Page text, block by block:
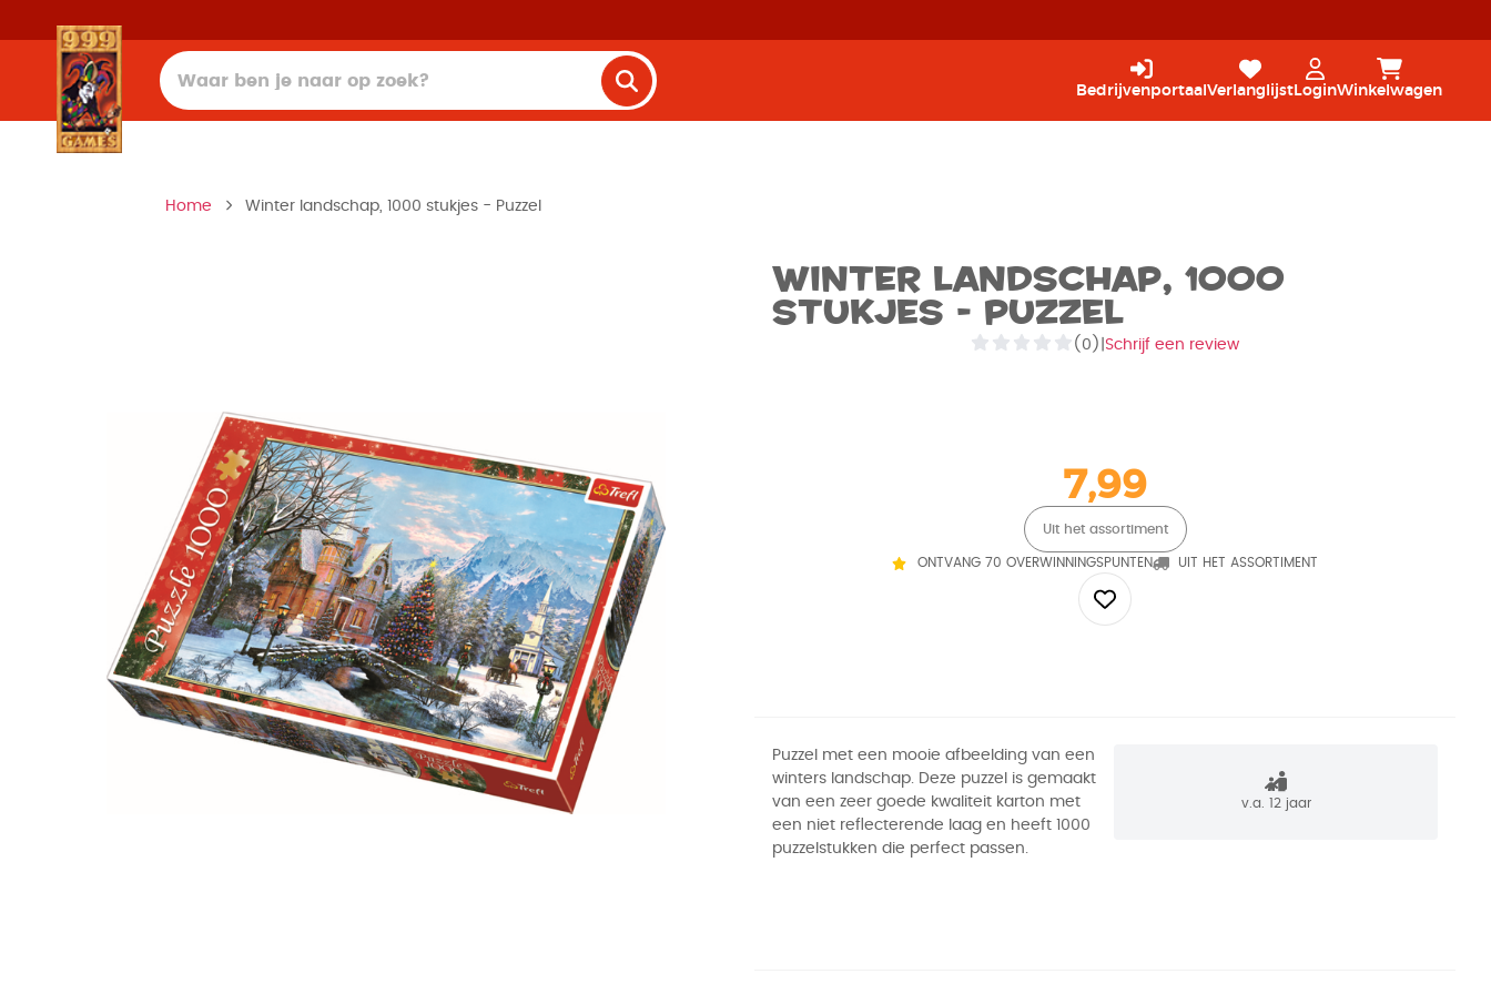
Bedrijvenportaal Verlanglijst LoginWinkelwagen
Home Winter landschap, 1000 stukjes - Puzzel
Winter landschap, 1000
stukjes - Puzzel
(0) Schrijf een review
7,99
Uit het assortiment
ONTVANG 70 OVERWINNINGSPUNTEN UIT HET ASSORTIMENT
Puzzel met een mooie afbeelding van een
winters landschap. Deze puzzel is gemaakt
van een zeer goede kwaliteit karton met
een niet reflecterende laag en heeft 1000
puzzelstukken die perfect passen.
v.a. 12 jaar